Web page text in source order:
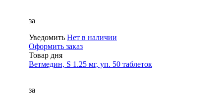
за
Уведомить Нет в наличии
Оформить заказ
Товар дня
Ветмедин, S 1.25 мг, уп. 50 таблеток
за